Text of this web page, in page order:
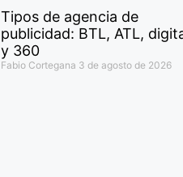
Tipos de agencia de
publicidad: BTL, ATL,
y 360
Fabio Cortegana 3 de agosto de 2026